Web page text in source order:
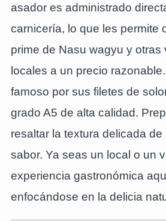
asador es administrado
carnicería, lo que les permite
prime de Nasu wagyu y otras
locales a un precio
famoso por sus filetes de
grado A5 de alta calidad.
resaltar la textura delicada
sabor. Ya seas un local o un
experiencia gastronómica
enfocándose en la delicia